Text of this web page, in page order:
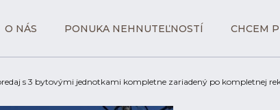
O NÁS PONUKA NEHNUTEĽNOSTÍ CHCEM
s 3 bytovými jednotkami kompletne zariadený po kompletnej